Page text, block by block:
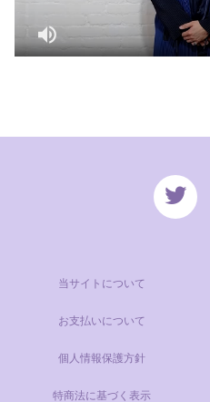
当サイトについて
お支払いについて
個人情報保護方針
特商法に基づく表示